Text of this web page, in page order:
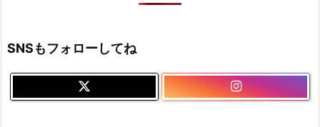
SNSもフォローしてね